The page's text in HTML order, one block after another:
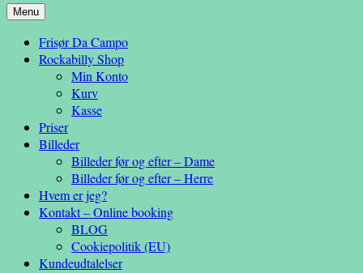
Da Campo
– en anderledes frisøroplevelse
Menu Hop
indhold
Frisør Da Campo
Rockabilly Shop
Min Konto
Kurv
Kasse
Priser
Billeder
Billeder før og efter – Dame
Billeder før og efter – Herre
Hvem er jeg?
Kontakt – Online booking
BLOG
Cookiepolitik (EU)
Kundeudtalelser